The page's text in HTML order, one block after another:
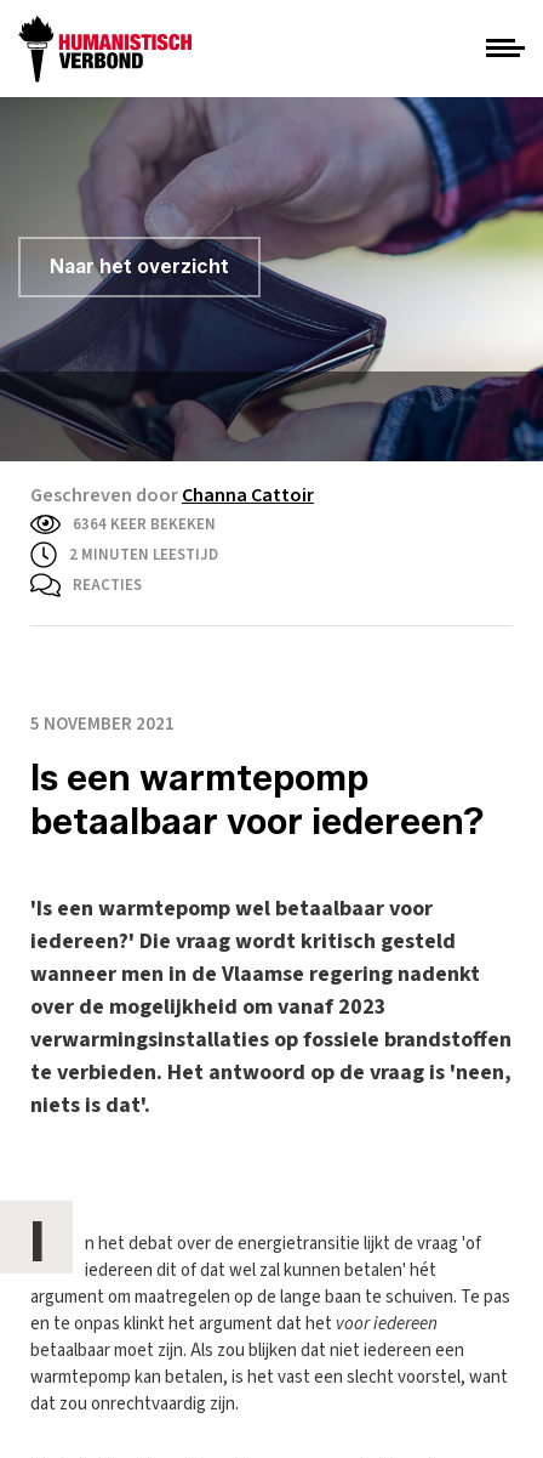
Naar het overzicht
Geschreven doorChanna Cattoir
6364 KEER BEKEKEN
2 MINUTEN LEESTIJD
REACTIES
5 NOVEMBER 2021
Is een warmtepomp
betaalbaar voor iedereen?
'Is een warmtepomp wel betaalbaar voor
iedereen?' Die vraag wordt kritisch gesteld
wanneer men in de Vlaamse regering nadenkt
over de mogelijkheid om vanaf 2023
verwarmingsinstallaties op fossiele brandstoffen
te verbieden. Het antwoord op de vraag is 'neen,
niets is dat'.
I
n het debat over de energietransitie lijkt de vraag 'of
iedereen dit of dat wel zal kunnen betalen' hét
argument om maatregelen op de lange baan te schuiven. Te pas
en te onpas klinkt het argument dat het voor iedereen
betaalbaar moet zijn. Als zou blijken dat niet iedereen een
warmtepomp kan betalen, is het vast een slecht voorstel, want
dat zou onrechtvaardig zijn.